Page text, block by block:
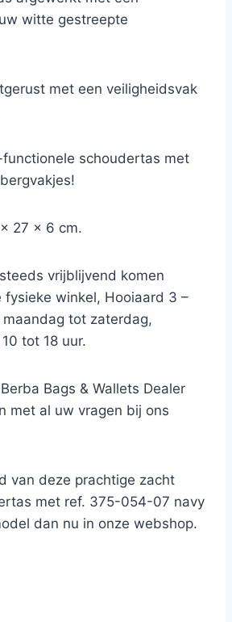
witte gestreepte
met een veiligheidsvak
schoudertas met
27 x 6 cm.
vrijblijvend komen
fysieke winkel, Hooiaard 3 –
tot zaterdag,
tot 18 uur.
Bags & Wallets Dealer
met al uw vragen bij ons
van deze prachtige zacht
met ref. 375-054-07 navy
dan nu in onze webshop.